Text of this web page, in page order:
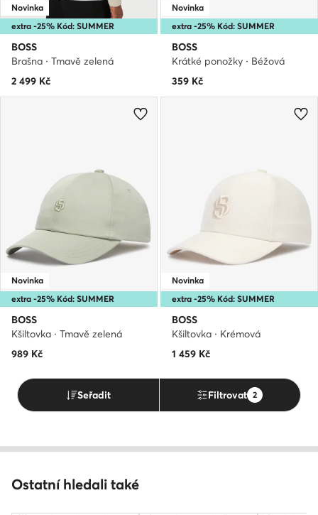
extra -25% Kód: SUMMER
Novinka
BOSS
Brašna · Tmavě zelená
2 499 Kč
extra -25% Kód: SUMMER
Novinka
BOSS
Krátké ponožky · Béžová
359 Kč
extra -25% Kód: SUMMER
Novinka
BOSS
Kšiltovka · Tmavě zelená
989 Kč
extra -25% Kód: SUMMER
Novinka
BOSS
Kšiltovka · Krémová
1 459 Kč
Seřadit Filtrovat 2
Ostatní hledali také